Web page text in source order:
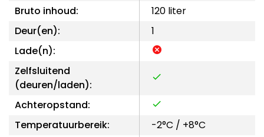
Bruto inhoud:
120 liter
Deur(en):
1
Lade(n):
Zelfsluitend
(deuren/laden):
Achteropstand:
Temperatuurbereik:
-2°C / +8°C